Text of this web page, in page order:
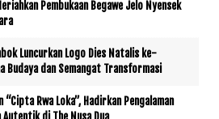
Pembukaan Begawe Jelo Nyensek
Luncurkan Logo Dies Natalis ke-
Budaya dan Semangat Transformasi
“Cipta Rwa Loka”, Hadirkan Pengalaman
di The Nusa Dua